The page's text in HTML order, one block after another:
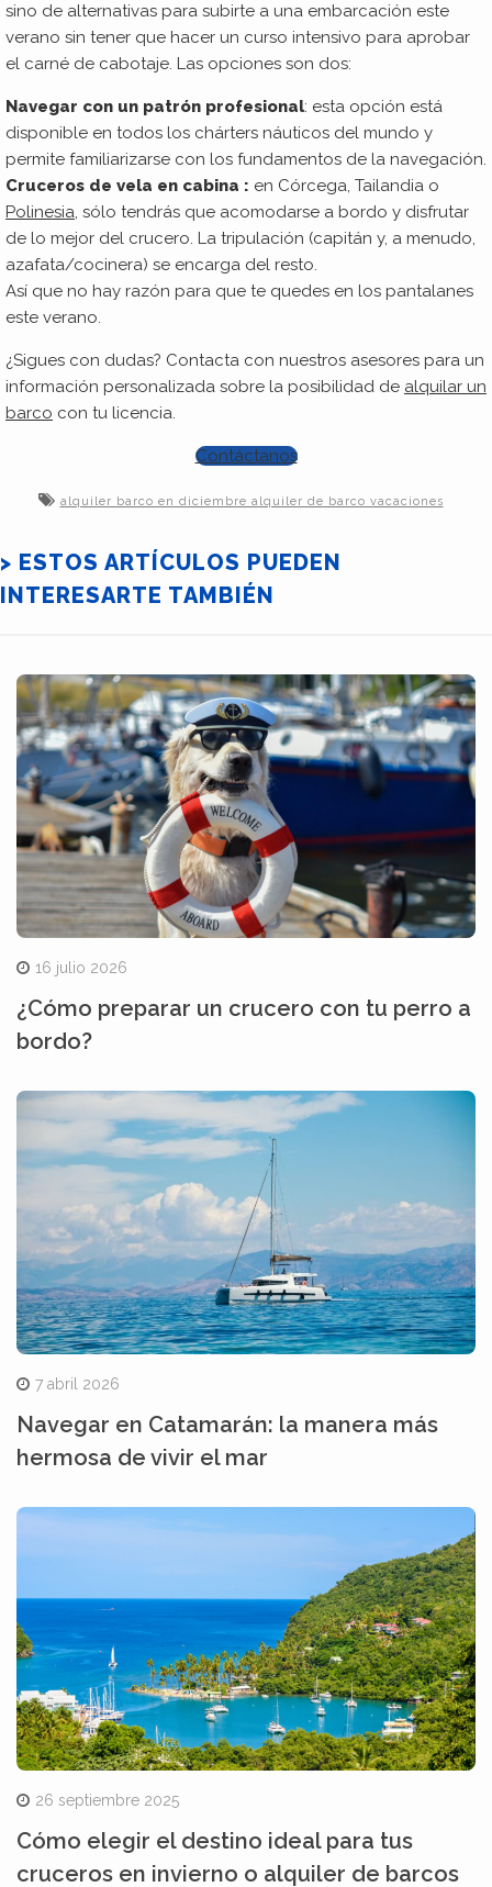
sino de alternativas para subirte a una embarcación este
verano sin tener que hacer un curso intensivo para aprobar
el carné de cabotaje. Las opciones son dos:
Navegar con un patrón profesional: esta opción está
disponible en todos los chárters náuticos del mundo y
permite familiarizarse con los fundamentos de la navegación.
Cruceros de vela en cabina : en Córcega, Tailandia o
Polinesia, sólo tendrás que acomodarse a bordo y disfrutar
de lo mejor del crucero. La tripulación (capitán y, a menudo,
azafata/cocinera) se encarga del resto.
Así que no hay razón para que te quedes en los pantalanes
este verano.
¿Sigues con dudas? Contacta con nuestros asesores para un
información personalizada sobre la posibilidad de alquilar un
barco con tu licencia.
Contáctanos
alquiler barco en diciembre alquiler de barco vacaciones
> ESTOS ARTÍCULOS PUEDEN
INTERESARTE TAMBIÉN
16 julio 2026
¿Cómo preparar un crucero con tu perro a
bordo?
7 abril 2026
Navegar en Catamarán: la manera más
hermosa de vivir el mar
26 septiembre 2025
Cómo elegir el destino ideal para tus
cruceros en invierno o alquiler de barcos